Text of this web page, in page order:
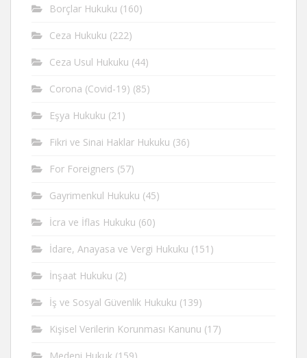
Borçlar Hukuku (160)
Ceza Hukuku (222)
Ceza Usul Hukuku (44)
Corona (Covid-19) (85)
Eşya Hukuku (21)
Fikri ve Sinai Haklar Hukuku (36)
For Foreigners (57)
Gayrimenkul Hukuku (45)
İcra ve İflas Hukuku (60)
İdare, Anayasa ve Vergi Hukuku (151)
İnşaat Hukuku (2)
İş ve Sosyal Güvenlik Hukuku (139)
Kişisel Verilerin Korunması Kanunu (17)